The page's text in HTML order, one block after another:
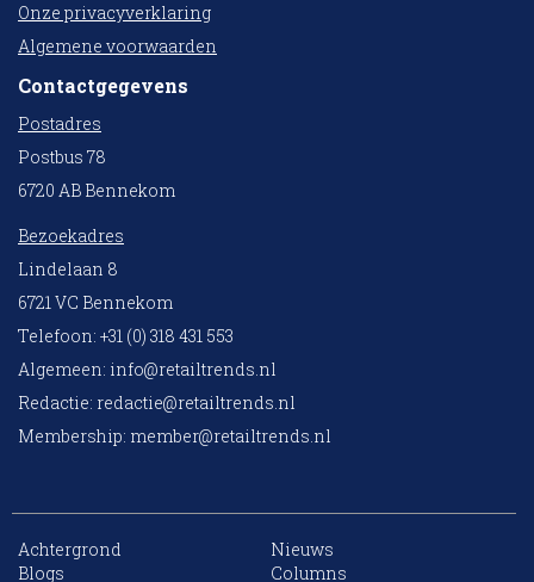
Onze privacyverklaring
Algemene voorwaarden
Contactgegevens
Postadres
Postbus 78
6720 AB Bennekom
Bezoekadres
Lindelaan 8
6721 VC Bennekom
Telefoon: +31 (0) 318 431 553
Algemeen: info@retailtrends.nl
Redactie: redactie@retailtrends.nl
Membership: member@retailtrends.nl
Achtergrond
Nieuws
Blogs
Columns